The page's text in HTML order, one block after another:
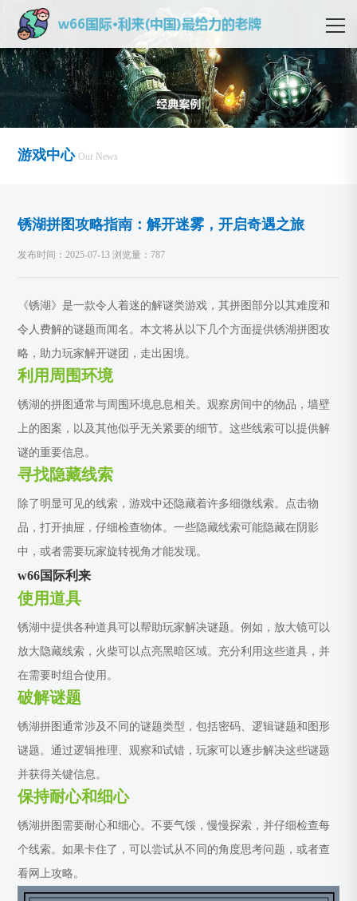
游戏中心 Our News
锈湖拼图攻略指南：解开迷雾，开启奇遇之旅
发布时间：2025-07-13 浏览量：787
《锈湖》是一款令人着迷的解谜类游戏，其拼图部分以其难度和
令人费解的谜题而闻名。本文将从以下几个方面提供锈湖拼图攻
略，助力玩家解开谜团，走出困境。
利用周围环境
锈湖的拼图通常与周围环境息息相关。观察房间中的物品，墙壁
上的图案，以及其他似乎无关紧要的细节。这些线索可以提供解
谜的重要信息。
寻找隐藏线索
除了明显可见的线索，游戏中还隐藏着许多细微线索。点击物
品，打开抽屉，仔细检查物体。一些隐藏线索可能隐藏在阴影
中，或者需要玩家旋转视角才能发现。
w66国际利来
使用道具
锈湖中提供各种道具可以帮助玩家解决谜题。例如，放大镜可以
放大隐藏线索，火柴可以点亮黑暗区域。充分利用这些道具，并
在需要时组合使用。
破解谜题
锈湖拼图通常涉及不同的谜题类型，包括密码、逻辑谜题和图形
谜题。通过逻辑推理、观察和试错，玩家可以逐步解决这些谜题
并获得关键信息。
保持耐心和细心
锈湖拼图需要耐心和细心。不要气馁，慢慢探索，并仔细检查每
个线索。如果卡住了，可以尝试从不同的角度思考问题，或者查
看网上攻略。